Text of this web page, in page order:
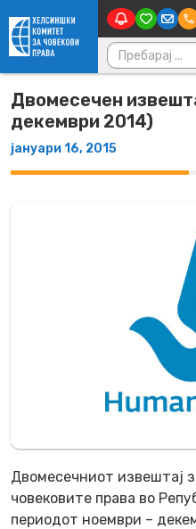
Skip to content
Пребарувај
Двомесечен
декември 2014)
јануари 16, 2015
Двомесечниот извештај
човековите права во
периодот ноември –